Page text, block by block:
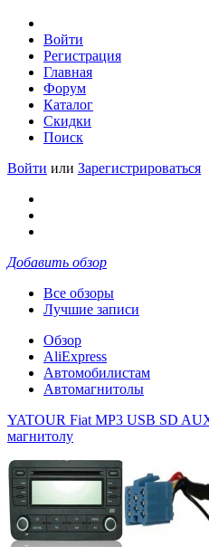
Войти
Регистрация
Главная
Форум
Каталог
Скидки
Поиск
Войти или Зарегистрироваться
Добавить обзор
Все обзоры
Лучшие записи
Обзор
AliExpress
Автомобилистам
Автомагнитолы
YATOUR Fiat MP3 USB SD
магнитолу